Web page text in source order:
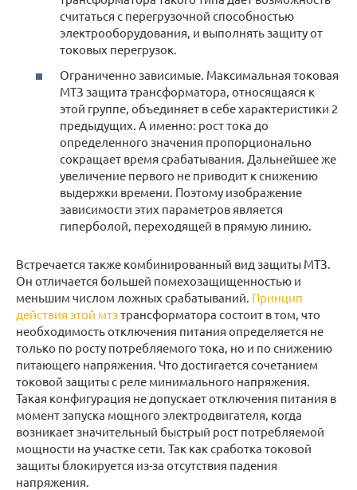
считаться с перегрузочной способностью
электрооборудования, и выполнять защиту от
токовых перегрузок.
Ограниченно зависимые. Максимальная токовая
МТЗ защита трансформатора, относящаяся к
этой группе, объединяет в себе характеристики 2
предыдущих. А именно: рост тока до
определенного значения пропорционально
сокращает время срабатывания. Дальнейшее же
увеличение первого не приводит к снижению
выдержки времени. Поэтому изображение
зависимости этих параметров является
гиперболой, переходящей в прямую линию.
Встречается также комбинированный вид защиты МТЗ.
Он отличается большей помехозащищенностью и
меньшим числом ложных срабатываний. Принцип
действия этой мтзтрансформатора состоит в том, что
необходимость отключения питания определяется не
только по росту потребляемого тока, но и по снижению
питающего напряжения. Что достигается сочетанием
токовой защиты с реле минимального напряжения.
Такая конфигурация не допускает отключения питания в
момент запуска мощного электродвигателя, когда
возникает значительный быстрый рост потребляемой
мощности на участке сети. Так как сработка токовой
защиты блокируется из-за отсутствия падения
напряжения.